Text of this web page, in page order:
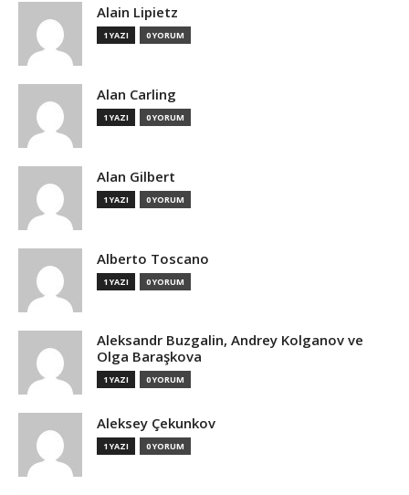
Alain Lipietz
1 YAZI 0 YORUM
Alan Carling
1 YAZI 0 YORUM
Alan Gilbert
1 YAZI 0 YORUM
Alberto Toscano
1 YAZI 0 YORUM
Aleksandr Buzgalin, Andrey Kolganov ve
Olga Baraşkova
1 YAZI 0 YORUM
Aleksey Çekunkov
1 YAZI 0 YORUM